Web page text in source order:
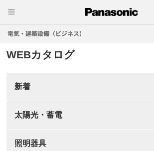
電気・建築設備（ビジネス）
WEBカタログ
新着
太陽光・蓄電
照明器具